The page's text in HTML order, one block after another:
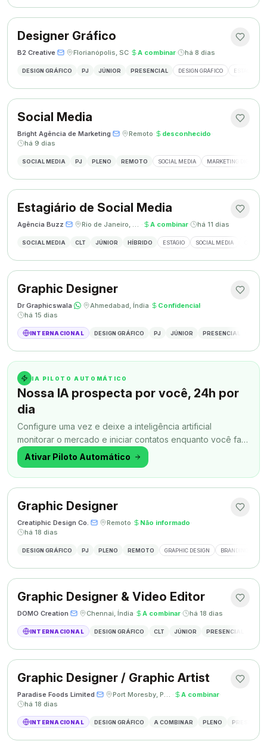
Designer Gráfico
B2 Creative· · Florianópolis, SC· A combinar· há 8 dias
DESIGN GRÁFICO PJ JÚNIOR PRESENCIAL DESIGN GRÁFICO ESTÁGIO
Social Media
Bright Agência de Marketing· · Remoto· desconhecido·
há 9 dias
SOCIAL MEDIA PJ PLENO REMOTO SOCIAL MEDIA MARKETING DIGITAL
Estagiário de Social Media
Agência Buzz· · Rio de Janeiro, Brasil · A combinar· há 11 dias
SOCIAL MEDIA CLT JÚNIOR HÍBRIDO ESTÁGIO SOCIAL MEDIA
Graphic Designer
Dr Graphicswala· · Ahmedabad, Índia· Confidencial·
há 15 dias
INTERNACIONAL DESIGN GRÁFICO PJ JÚNIOR PRESENCIAL
IA PILOTO AUTOMÁTICO
Nossa IA prospecta por você, 24h por
dia
Configure uma vez e deixe a inteligência artificial
monitorar o mercado e iniciar contatos enquanto você faz
outra coisa.
Ativar Piloto Automático
Graphic Designer
Creatiphic Design Co.· · Remoto· Não informado·
há 18 dias
DESIGN GRÁFICO PJ PLENO REMOTO GRAPHIC DESIGN BRANDING
Graphic Designer & Video Editor
DOMO Creation· · Chennai, Índia· A combinar· há 18 dias
INTERNACIONAL DESIGN GRÁFICO CLT JÚNIOR PRESENCIAL
Graphic Designer / Graphic Artist
Paradise Foods Limited· · Port Moresby, Papua Nova Guiné · A combinar·
há 18 dias
INTERNACIONAL DESIGN GRÁFICO A COMBINAR PLENO